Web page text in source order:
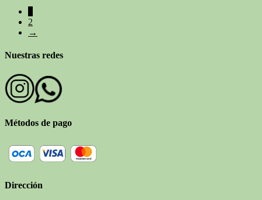
2
→
Nuestras redes
Métodos de pago
Dirección